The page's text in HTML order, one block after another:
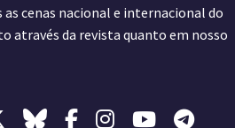
cenas nacional e internacional do
através da revista quanto em nosso